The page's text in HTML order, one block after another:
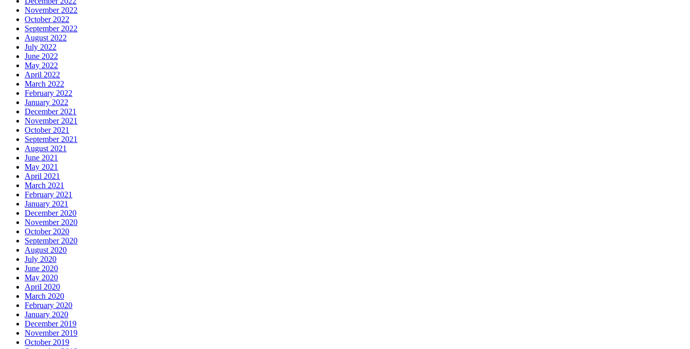
November 2022
October 2022
September 2022
August 2022
July 2022
June 2022
May 2022
April 2022
March 2022
February 2022
January 2022
December 2021
November 2021
October 2021
September 2021
August 2021
June 2021
May 2021
April 2021
March 2021
February 2021
January 2021
December 2020
November 2020
October 2020
September 2020
August 2020
July 2020
June 2020
May 2020
April 2020
March 2020
February 2020
January 2020
December 2019
November 2019
October 2019